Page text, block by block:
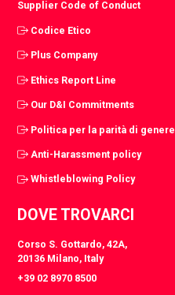
Supplier Code of Conduct
Codice Etico
Plus Company
Ethics Report Line
Our D&I Commitments
Politica per la parità di genere
Anti-Harassment policy
Whistleblowing Policy
DOVE TROVARCI
Corso S. Gottardo, 42A,
20136 Milano, Italy
+39 02 8970 8500